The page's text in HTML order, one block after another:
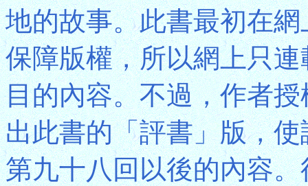
地的故事。此書最初在
保障版權，所以網上只
目的內容。不過，作者
出此書的「評書」版，
第九十八回以後的內容